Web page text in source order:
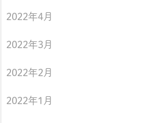
2022年4月
2022年3月
2022年2月
2022年1月